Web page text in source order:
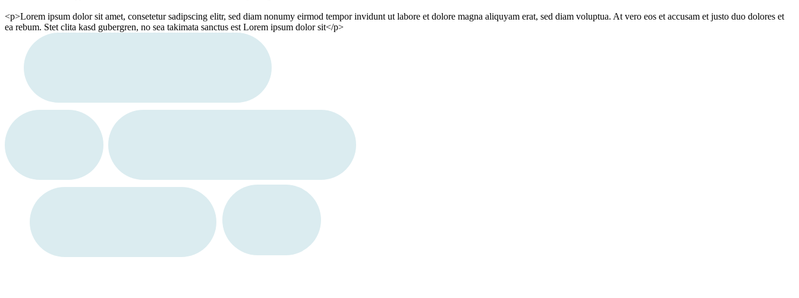
<p>Lorem ipsum dolor sit amet, consetetur sadipscing elitr, sed diam nonumy eirmod tempor invidunt ut labore et dolore magna aliquyam erat, sed diam voluptua. At vero eos et accusam et justo duo dolores et
ea rebum. Stet clita kasd gubergren, no sea takimata sanctus est Lorem ipsum dolor sit</p>